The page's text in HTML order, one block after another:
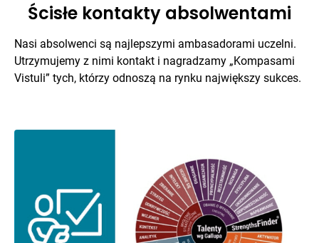
Ścisłe kontakty absolwentami
Nasi absolwenci są najlepszymi ambasadorami uczelni.
Utrzymujemy z nimi kontakt i nagradzamy „Kompasami
Vistuli” tych, którzy odnoszą na rynku największy sukces.